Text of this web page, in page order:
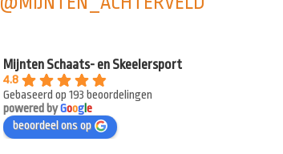
Mijnten Schaats- en Skeelersport
4.8
Gebaseerd op 193 beoordelingen
powered byGoogle
beoordeel ons op